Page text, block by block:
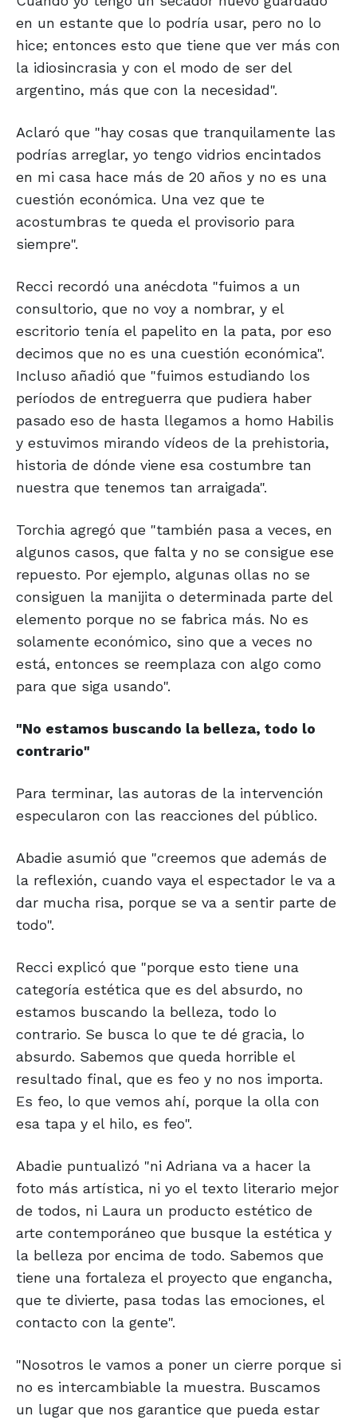
en un estante que lo podría usar, pero no lo
hice; entonces esto que tiene que ver más con
la idiosincrasia y con el modo de ser del
argentino, más que con la necesidad".
Aclaró que "hay cosas que tranquilamente las
podrías arreglar, yo tengo vidrios encintados
en mi casa hace más de 20 años y no es una
cuestión económica. Una vez que te
acostumbras te queda el provisorio para
siempre".
Recci recordó una anécdota "fuimos a un
consultorio, que no voy a nombrar, y el
escritorio tenía el papelito en la pata, por eso
decimos que no es una cuestión económica".
Incluso añadió que "fuimos estudiando los
períodos de entreguerra que pudiera haber
pasado eso de hasta llegamos a homo Habilis
y estuvimos mirando vídeos de la prehistoria,
historia de dónde viene esa costumbre tan
nuestra que tenemos tan arraigada".
Torchia agregó que "también pasa a veces, en
algunos casos, que falta y no se consigue ese
repuesto. Por ejemplo, algunas ollas no se
consiguen la manijita o determinada parte del
elemento porque no se fabrica más. No es
solamente económico, sino que a veces no
está, entonces se reemplaza con algo como
para que siga usando".
"No estamos buscando la belleza, todo lo
contrario"
Para terminar, las autoras de la intervención
especularon con las reacciones del público.
Abadie asumió que "creemos que además de
la reflexión, cuando vaya el espectador le va a
dar mucha risa, porque se va a sentir parte de
todo".
Recci explicó que "porque esto tiene una
categoría estética que es del absurdo, no
estamos buscando la belleza, todo lo
contrario. Se busca lo que te dé gracia, lo
absurdo. Sabemos que queda horrible el
resultado final, que es feo y no nos importa.
Es feo, lo que vemos ahí, porque la olla con
esa tapa y el hilo, es feo".
Abadie puntualizó "ni Adriana va a hacer la
foto más artística, ni yo el texto literario mejor
de todos, ni Laura un producto estético de
arte contemporáneo que busque la estética y
la belleza por encima de todo. Sabemos que
tiene una fortaleza el proyecto que engancha,
que te divierte, pasa todas las emociones, el
contacto con la gente".
"Nosotros le vamos a poner un cierre porque si
no es intercambiable la muestra. Buscamos
un lugar que nos garantice que pueda estar